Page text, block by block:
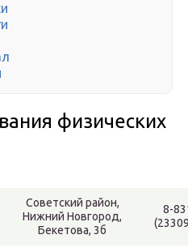
физических
Советский район,
Нижний Новгород,
Бекетова, 3б
8-